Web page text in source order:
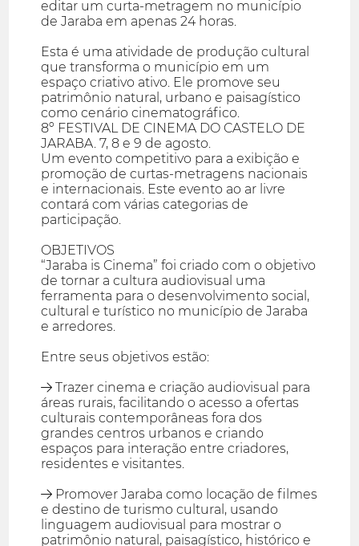
editar um curta-metragem no município
de Jaraba em apenas 24 horas.
Esta é uma atividade de produção cultural
que transforma o município em um
espaço criativo ativo. Ele promove seu
patrimônio natural, urbano e paisagístico
como cenário cinematográfico.
8º FESTIVAL DE CINEMA DO CASTELO DE
JARABA. 7, 8 e 9 de agosto.
Um evento competitivo para a exibição e
promoção de curtas-metragens nacionais
e internacionais. Este evento ao ar livre
contará com várias categorias de
participação.
OBJETIVOS
“Jaraba is Cinema” foi criado com o objetivo
de tornar a cultura audiovisual uma
ferramenta para o desenvolvimento social,
cultural e turístico no município de Jaraba
e arredores.
Entre seus objetivos estão:
→ Trazer cinema e criação audiovisual para
áreas rurais, facilitando o acesso a ofertas
culturais contemporâneas fora dos
grandes centros urbanos e criando
espaços para interação entre criadores,
residentes e visitantes.
→ Promover Jaraba como locação de filmes
e destino de turismo cultural, usando
linguagem audiovisual para mostrar o
patrimônio natural, paisagístico, histórico e